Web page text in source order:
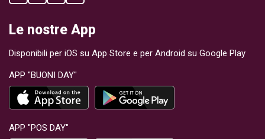
Le nostre App
Disponibili per iOS su App Store e per Android su Google Play
APP "BUONI DAY"
APP "POS DAY"